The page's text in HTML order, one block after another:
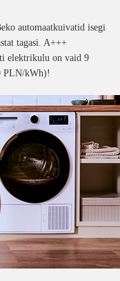
automaatkuivatid isegi
tagasi. A+++
elektrikulu on vaid 9
PLN/kWh)!